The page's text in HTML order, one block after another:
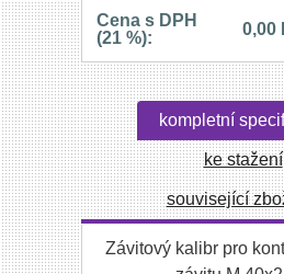
Cena s DPH
(21 %):
0,00
kompletní
ke stažení
související
Závitový kalibr pro